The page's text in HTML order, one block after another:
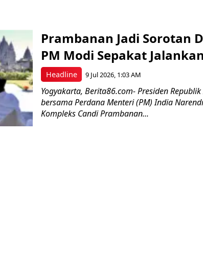
Headline
Prambanan Jadi Sorotan
PM Modi Sepakat
9 Jul 2026, 1:03 AM
Yogyakarta, Berita86.com- Presiden
bersama Perdana Menteri (PM) India
Kompleks Candi Prambanan...